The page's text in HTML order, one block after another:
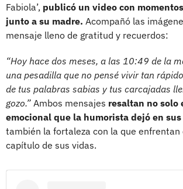
Fabiola’, publicó un video con
junto a su madre. Acompañó las
mensaje lleno de gratitud y recuerdos:
“Hoy hace dos meses, a las 10:49 de la
una pesadilla que no pensé vivir tan
de tus palabras sabias y tus carcajadas
gozo.” Ambos mensajes resaltan no solo
emocional que la humorista dejó en
también la fortaleza con la que enfrentan
capítulo de sus vidas.